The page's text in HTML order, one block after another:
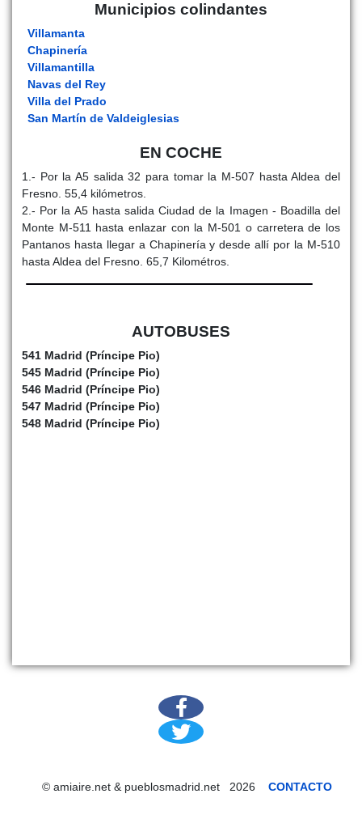
Municipios colindantes
Villamanta
Chapinería
Villamantilla
Navas del Rey
Villa del Prado
San Martín de Valdeiglesias
EN COCHE
1.- Por la A5 salida 32 para tomar la M-507 hasta Aldea del
Fresno. 55,4 kilómetros.
2.- Por la A5 hasta salida Ciudad de la Imagen - Boadilla del
Monte M-511 hasta enlazar con la M-501 o carretera de los
Pantanos hasta llegar a Chapinería y desde allí por la M-510
hasta Aldea del Fresno. 65,7 Kilométros.
AUTOBUSES
541 Madrid (Príncipe Pio)
545 Madrid (Príncipe Pio)
546 Madrid (Príncipe Pio)
547 Madrid (Príncipe Pio)
548 Madrid (Príncipe Pio)
© amiaire.net & pueblosmadrid.net 2026 CONTACTO